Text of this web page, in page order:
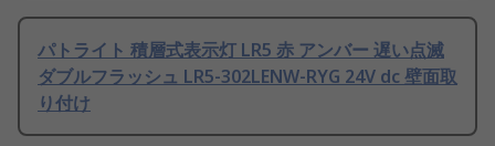
パトライト 積層式表示灯 LR5 赤 アンバー 遅い点滅
ダブルフラッシュ LR5-302LENW-RYG 24V dc 壁面取
り付け